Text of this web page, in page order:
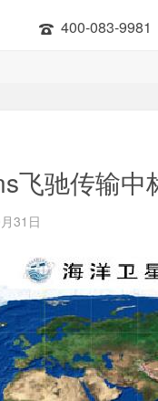
400-083-9981
飞驰传输
31日